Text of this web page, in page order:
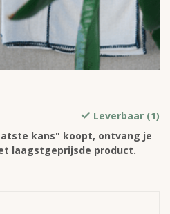
Leverbaar (1)
kans" koopt, ontvang je
laagstgeprijsde product.